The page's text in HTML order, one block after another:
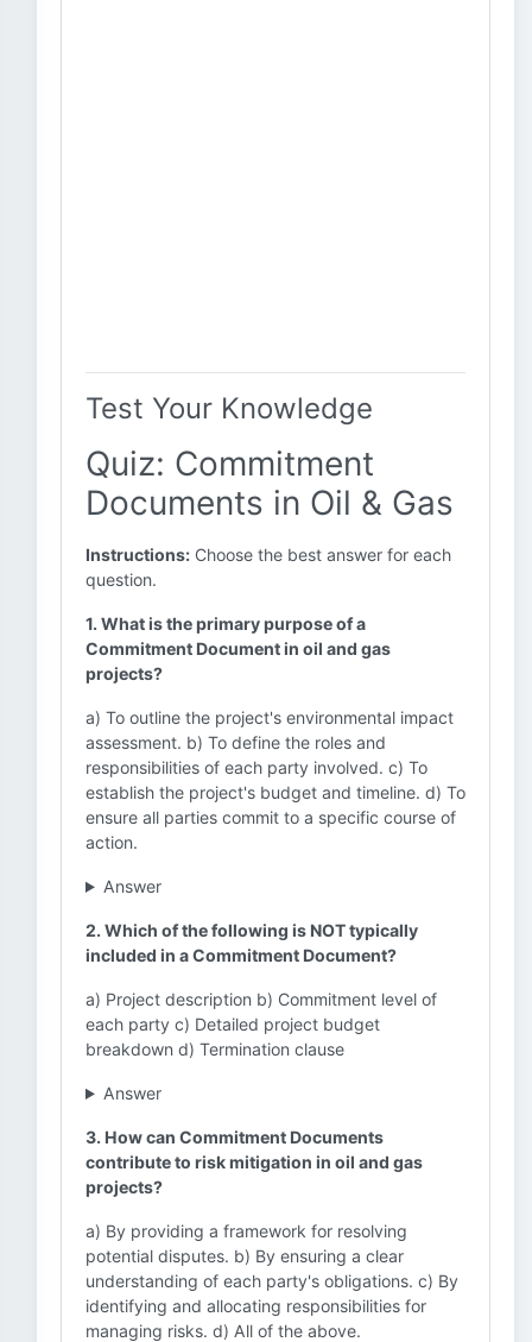
Test Your Knowledge
Quiz: Commitment
Documents in Oil & Gas
Instructions: Choose the best answer for each
question.
1. What is the primary purpose of a
Commitment Document in oil and gas
projects?
a) To outline the project's environmental impact
assessment. b) To define the roles and
responsibilities of each party involved. c) To
establish the project's budget and timeline. d) To
ensure all parties commit to a specific course of
action.
Answer
2. Which of the following is NOT typically
included in a Commitment Document?
a) Project description b) Commitment level of
each party c) Detailed project budget
breakdown d) Termination clause
Answer
3. How can Commitment Documents
contribute to risk mitigation in oil and gas
projects?
a) By providing a framework for resolving
potential disputes. b) By ensuring a clear
understanding of each party's obligations. c) By
identifying and allocating responsibilities for
managing risks. d) All of the above.